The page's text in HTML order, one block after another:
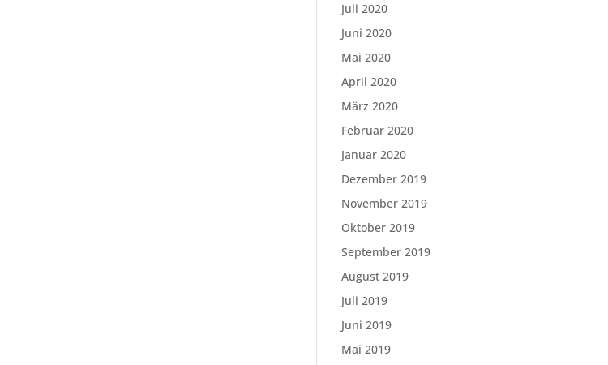
Juli 2020
Juni 2020
Mai 2020
April 2020
März 2020
Februar 2020
Januar 2020
Dezember 2019
November 2019
Oktober 2019
September 2019
August 2019
Juli 2019
Juni 2019
Mai 2019